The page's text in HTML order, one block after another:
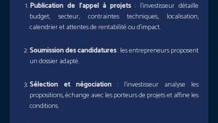
Publication de l’appel à projets: l’investisseur détaille
budget, secteur, contraintes techniques, localisation,
calendrier et attentes de rentabilité ou d’impact.
Soumission des candidatures: les entrepreneurs proposent
un dossier adapté.
Sélection et négociation : l’investisseur analyse les
propositions, échange avec les porteurs de projets et affine les
conditions.